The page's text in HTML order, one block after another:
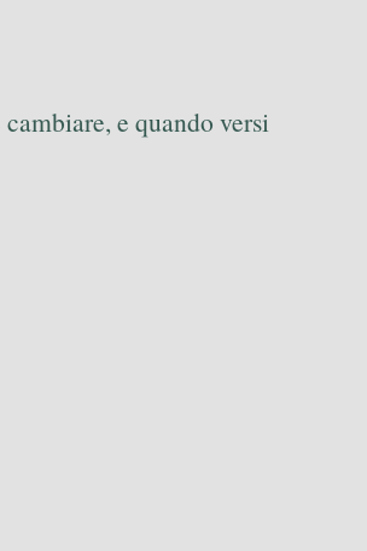
e quando versi